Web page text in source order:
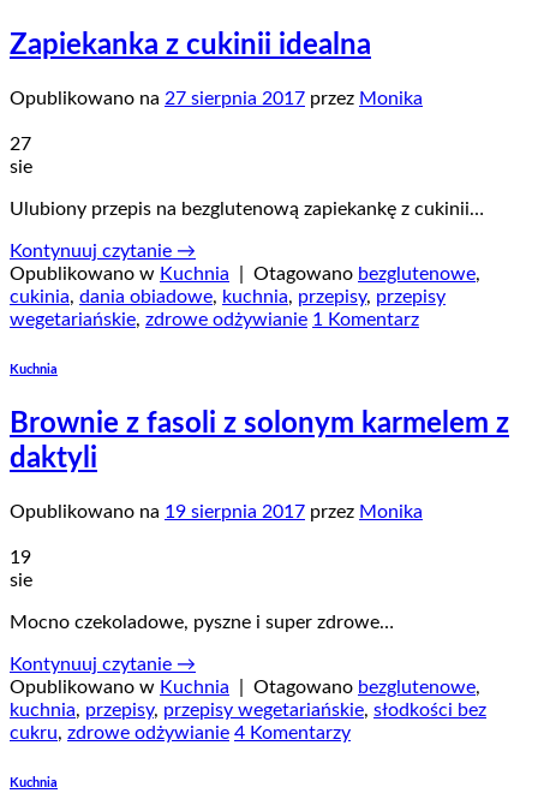
Zapiekanka z cukinii idealna
Opublikowano na 27 sierpnia 2017 przez Monika
27
sie
Ulubiony przepis na bezglutenową zapiekankę z cukinii…
Kontynuuj czytanie →
Opublikowano w Kuchnia Otagowano bezglutenowe,
cukinia, dania obiadowe, kuchnia, przepisy, przepisy
wegetariańskie, zdrowe odżywianie 1 Komentarz
Kuchnia
Brownie z fasoli z solonym karmelem z
daktyli
Opublikowano na 19 sierpnia 2017 przez Monika
19
sie
Mocno czekoladowe, pyszne i super zdrowe…
Kontynuuj czytanie →
Opublikowano w Kuchnia Otagowano bezglutenowe,
kuchnia, przepisy, przepisy wegetariańskie, słodkości bez
cukru, zdrowe odżywianie 4 Komentarzy
Kuchnia